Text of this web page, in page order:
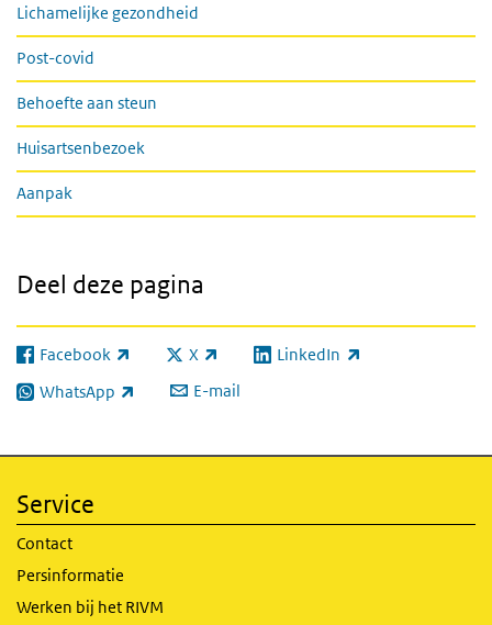
Lichamelijke gezondheid
Post-covid
Behoefte aan steun
Huisartsenbezoek
Aanpak
Deel deze pagina
Facebook
(externe link) X
(externe link) LinkedIn
(externe link)
WhatsApp
(externe link) E-mail
Service
Contact
Persinformatie
Werken bij het RIVM